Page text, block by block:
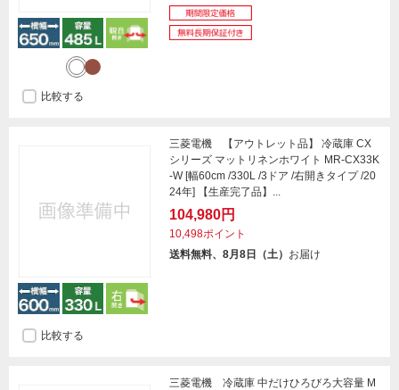
比較する
三菱電機 【アウトレット品】 冷蔵庫 CX
シリーズ マットリネンホワイト MR-CX33K
-W [幅60cm /330L /3ドア /右開きタイプ /20
24年] 【生産完了品】...
104,980円
10,498ポイント
送料無料、8月8日（土） お届け
比較する
三菱電機 冷蔵庫 中だけひろびろ大容量 M